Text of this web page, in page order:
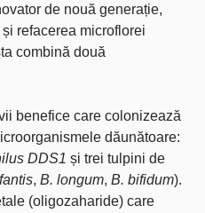
de nouă generație,
refacerea microflorei
combină două
benefice care colonizează
dăunătoare:
DDS1 și trei tulpini de
, B. longum, B. bifidum).
(oligozaharide) care